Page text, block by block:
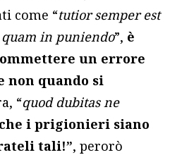
come “tutior semper est
in puniendo”, è
un errore
non quando si
“quod dubitas ne
i prigionieri siano
tali!”, perorò